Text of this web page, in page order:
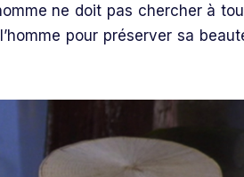
ne doit pas chercher à
pour préserver sa